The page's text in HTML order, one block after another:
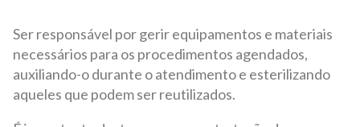
Ser responsável por gerir equipamentos e materiais
necessários para os procedimentos agendados,
auxiliando-o durante o atendimento e esterilizando
aqueles que podem ser reutilizados.